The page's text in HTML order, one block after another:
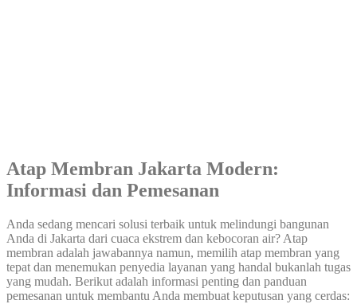
Atap Membran Jakarta Modern:
Informasi dan Pemesanan
Anda sedang mencari solusi terbaik untuk melindungi bangunan
Anda di Jakarta dari cuaca ekstrem dan kebocoran air? Atap
membran adalah jawabannya namun, memilih atap membran yang
tepat dan menemukan penyedia layanan yang handal bukanlah tugas
yang mudah. Berikut adalah informasi penting dan panduan
pemesanan untuk membantu Anda membuat keputusan yang cerdas: